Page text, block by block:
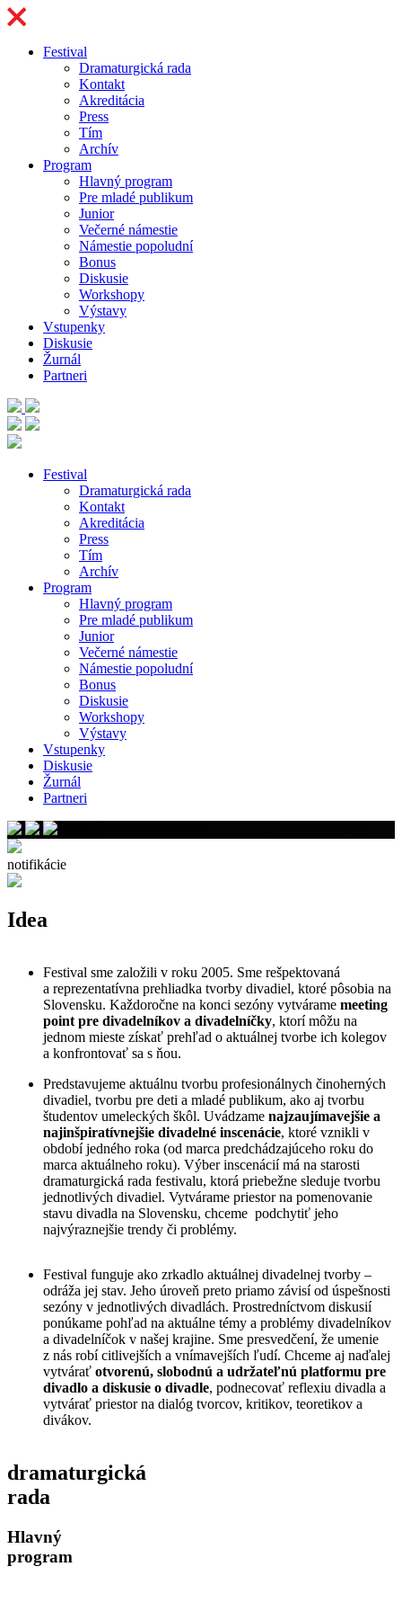
Festival
Dramaturgická rada
Kontakt
Akreditácia
Press
Tím
Archív
Program
Hlavný program
Pre mladé publikum
Junior
Večerné námestie
Námestie popoludní
Bonus
Diskusie
Workshopy
Výstavy
Vstupenky
Diskusie
Žurnál
Partneri
Festival
Dramaturgická rada
Kontakt
Akreditácia
Press
Tím
Archív
Program
Hlavný program
Pre mladé publikum
Junior
Večerné námestie
Námestie popoludní
Bonus
Diskusie
Workshopy
Výstavy
Vstupenky
Diskusie
Žurnál
Partneri
notifikácie
Idea
Festival sme založili v roku 2005. Sme rešpektovaná
a reprezentatívna prehliadka tvorby divadiel, ktoré pôsobia na
Slovensku. Každoročne na konci sezóny vytvárame meeting
point pre divadelníkov a divadelníčky, ktorí môžu na
jednom mieste získať prehľad o aktuálnej tvorbe ich kolegov
a konfrontovať sa s ňou.
Predstavujeme aktuálnu tvorbu profesionálnych činoherných
divadiel, tvorbu pre deti a mladé publikum, ako aj tvorbu
študentov umeleckých škôl. Uvádzame najzaujímavejšie a
najinšpiratívnejšie divadelné inscenácie, ktoré vznikli v
období jedného roka (od marca predchádzajúceho roku do
marca aktuálneho roku). Výber inscenácií má na starosti
dramaturgická rada festivalu, ktorá priebežne sleduje tvorbu
jednotlivých divadiel. Vytvárame priestor na pomenovanie
stavu divadla na Slovensku, chceme podchytiť jeho
najvýraznejšie trendy či problémy.
Festival funguje ako zrkadlo aktuálnej divadelnej tvorby –
odráža jej stav. Jeho úroveň preto priamo závisí od úspešnosti
sezóny v jednotlivých divadlách. Prostredníctvom diskusií
ponúkame pohľad na aktuálne témy a problémy divadelníkov
a divadelníčok v našej krajine. Sme presvedčení, že umenie
z nás robí citlivejších a vnímavejších ľudí. Chceme aj naďalej
vytvárať otvorenú, slobodnú a udržateľnú platformu pre
divadlo a diskusie o divadle, podnecovať reflexiu divadla a
vytvárať priestor na dialóg tvorcov, kritikov, teoretikov a
divákov.
dramaturgická
rada
Hlavný
program